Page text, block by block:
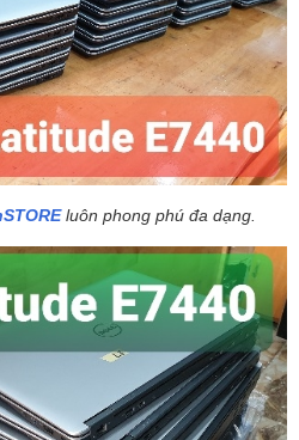
luôn phong phú đa dạng.